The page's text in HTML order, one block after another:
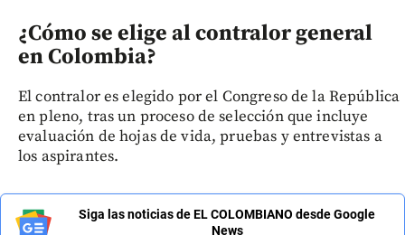
¿Cómo se elige al contralor general
en Colombia?
El contralor es elegido por el Congreso de la República
en pleno, tras un proceso de selección que incluye
evaluación de hojas de vida, pruebas y entrevistas a
los aspirantes.
Siga las noticias de EL COLOMBIANO desde Google
News